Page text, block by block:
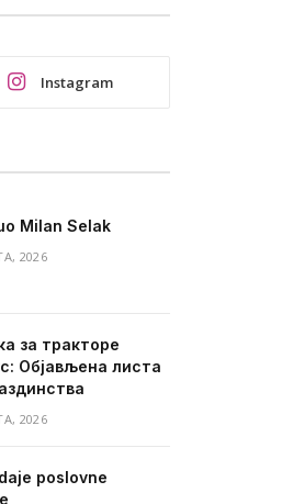
Instagram
Milan Selak
2026
за тракторе
Објављена листа
2026
poslovne